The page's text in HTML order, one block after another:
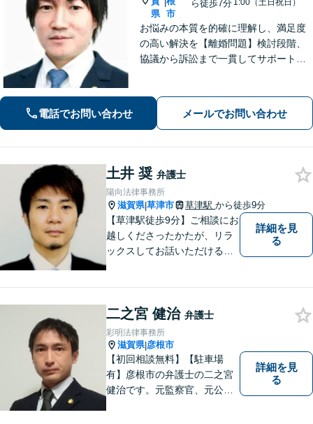
県
市
ら徒歩7分 1:00（土日祝日）
お悩みの本質を的確に理解し、満足度
の高い解決を【離婚問題】検討段階、
協議から訴訟まで一貫してサポート
求など幅広く対応【オンライン面談】
【彦根駅7分】
電話でお問い合わせ メールでお問い合わせ
土井 奨 弁護士
陽向法律事務所
滋賀県|草津市 草津駅 から徒歩9分
【草津駅徒歩9分】ご相談にお
越しくださったかたが、リラ
ックスしてお話いただけるよ
です。 ご相談を躊躇われてい
る方もお気軽に、ご相談にい
らしてください。
詳細を見
る
二之宮 健治 弁護士
彩明法律事務所
滋賀県|彦根市
【初回相談無料】【駐車場
有】彦根市の弁護士の二之宮
健治です。元監察官、元公務
詳細を見
る